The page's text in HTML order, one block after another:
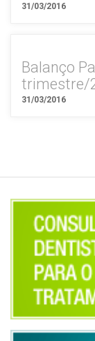
31/03/2016
Balanço
trimestre/
31/03/2016